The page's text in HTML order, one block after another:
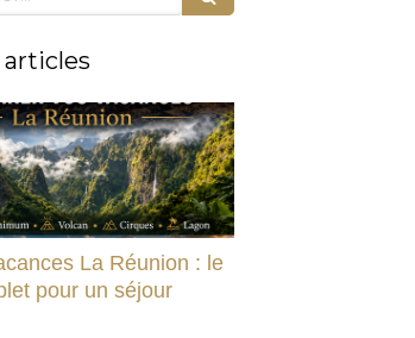
La Réunion : le
pour un séjour